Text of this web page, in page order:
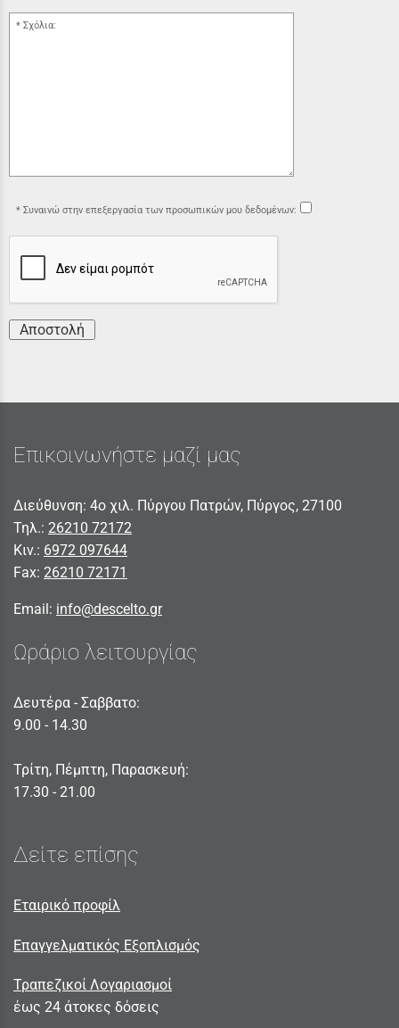
Σχόλια:
Συναινώ στην επεξεργασία των προσωπικών μου δεδομένων:
Αποστολή
Επικοινωνήστε μαζί μας
Διεύθυνση: 4ο χιλ. Πύργου Πατρών, Πύργος, 27100
Τηλ.: 26210 72172
Κιν.: 6972 097644
Fax: 26210 72171
Email: info@descelto.gr
Ωράριο λειτουργίας
Δευτέρα - Σαββατο:
9.00 - 14.30
Τρίτη, Πέμπτη, Παρασκευή:
17.30 - 21.00
Δείτε επίσης
Εταιρικό προφίλ
Επαγγελματικός Εξοπλισμός
Τραπεζικοί Λογαριασμοί
έως 24 άτοκες δόσεις